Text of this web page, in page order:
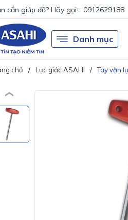
cần giúp đỡ? Hãy gọi: 0912629188
Danh mục
chủ Lục giác ASAHI Tay vặn